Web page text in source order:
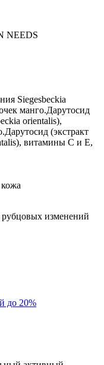
NEEDS
Siegesbeckia
манго.Дарутосид
orientalis),
(экстракт
витамины С и Е,
рубцовых изменений
до 20%